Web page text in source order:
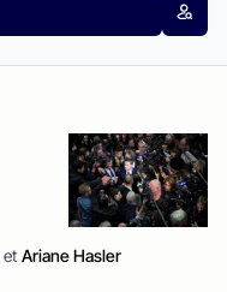
et Ariane Hasler